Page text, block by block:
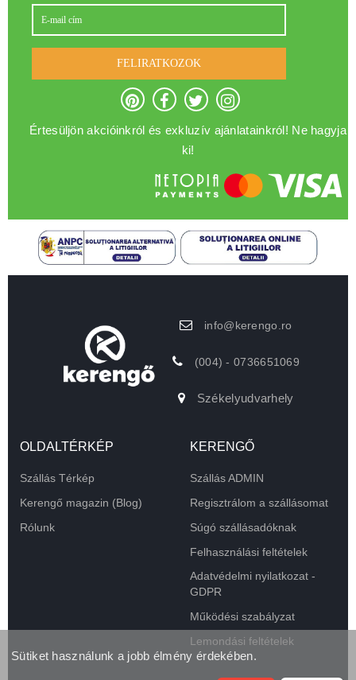
FELIRATKOZOK
Értesüljön akcióinkról és exkluzív ajánlatainkról! Ne hagyja
ki!
info@kerengo.ro
(004) - 0736651069
Székelyudvarhely
OLDALTÉRKÉP
Szállás Térkép
Kerengő magazin (Blog)
Rólunk
KERENGŐ
Szállás ADMIN
Regisztrálom a szállásomat
Súgó szállásadóknak
Felhasználási feltételek
Adatvédelmi nyilatkozat -
GDPR
Működési szabályzat
Lemondási feltételek
Sütiket használunk a jobb élmény érdekében.